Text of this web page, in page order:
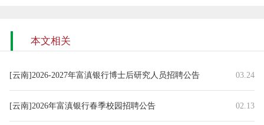
本文相关
[云南]2026-2027年富滇银行博士后研究人员招聘公告 03.24
[云南]2026年富滇银行春季校园招聘公告 02.13